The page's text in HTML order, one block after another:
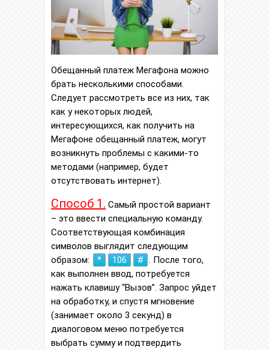
Обещанный платеж Мегафона можно
брать несколькими способами.
Следует рассмотреть все из них, так
как у некоторых людей,
интересующихся, как получить на
Мегафоне обещанный платеж, могут
возникнуть проблемы с какими-то
методами (например, будет
отсутствовать интернет).
Способ 1. Самый простой вариант
– это ввести специальную команду.
Соответствующая комбинация
символов выглядит следующим
образом:
* 106 # . После того,
как выполнен ввод, потребуется
нажать клавишу “Вызов”. Запрос уйдет
на обработку, и спустя мгновение
(занимает около 3 секунд) в
диалоговом меню потребуется
выбрать сумму и подтвердить